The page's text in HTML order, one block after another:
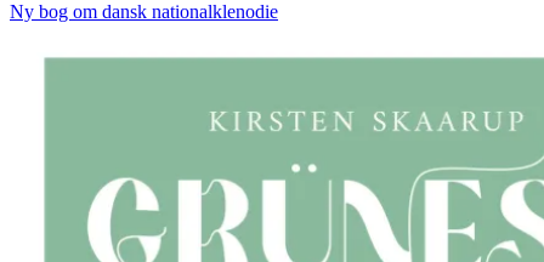
Ny bog om dansk nationalklenodie